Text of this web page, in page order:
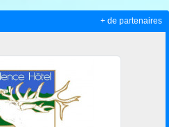
+ de partenaires